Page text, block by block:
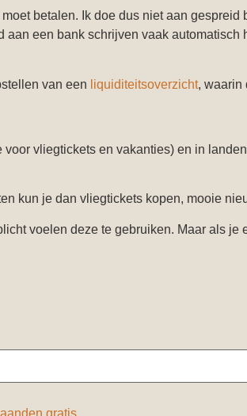
betalen. Ik doe dus niet aan gespreid
een bank schrijven vaak
van een liquiditeitsoverzicht, waarin
vliegtickets en vakanties) en in
kun je dan vliegtickets kopen, mooie
voelen deze te gebruiken. Maar als